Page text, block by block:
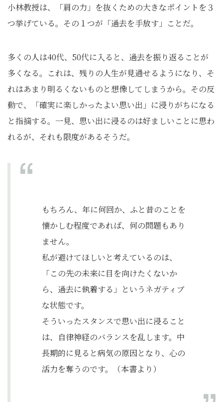
小林教授は、「肩の力」を抜くための大きなポイントを３
つ挙げている。その１つが「過去を手放す」ことだ。
多くの人は40代、50代に入ると、過去を振り返ることが
多くなる。これは、残りの人生が見通せるようになり、そ
れはあまり明るくないものと想像してしまうから。その反
動で、「確実に楽しかったよい思い出」に浸りがちになる
と指摘する。一見、思い出に浸るのは好ましいことに思わ
れるが、それも限度があるそうだ。
もちろん、年に何回か、ふと昔のことを
懐かしむ程度であれば、何の問題もあり
ません。
私が避けてほしいと考えているのは、
「この先の未来に目を向けたくないか
ら、過去に執着する」というネガティブ
な状態です。
そういったスタンスで思い出に浸ること
は、自律神経のバランスを乱します。中
長期的に見ると病気の原因となり、心の
活力を奪うのです。（本書より）